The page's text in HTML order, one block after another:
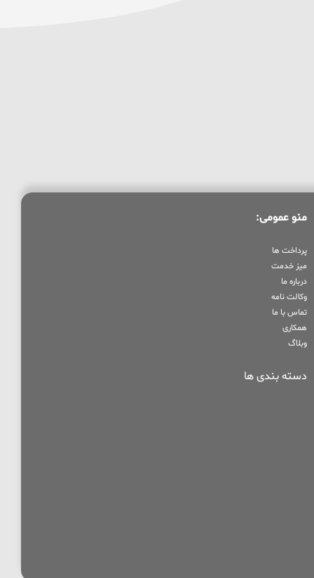
منو عمومی:
پرداخت ها
میز خدمت
درباره ما
وکالت نامه
تماس با ما
همکاری
وبلاگ
دسته بندی ها